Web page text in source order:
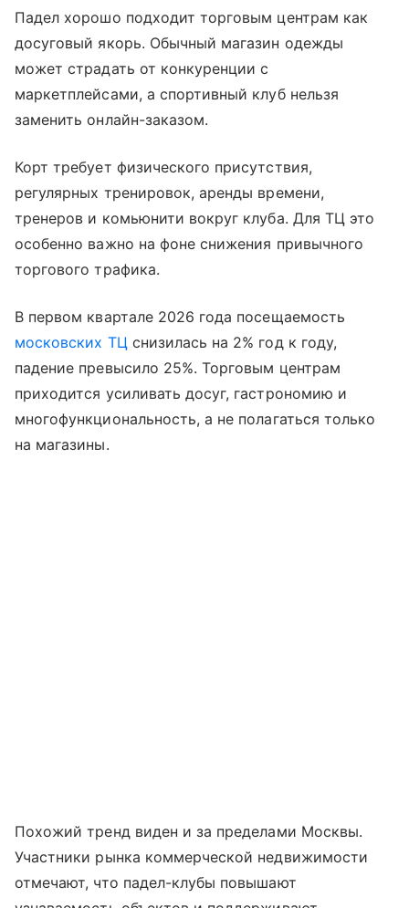
Падел хорошо подходит торговым центрам как
досуговый якорь. Обычный магазин одежды
может страдать от конкуренции с
маркетплейсами, а спортивный клуб нельзя
заменить онлайн-заказом.
Корт требует физического присутствия,
регулярных тренировок, аренды времени,
тренеров и комьюнити вокруг клуба. Для ТЦ это
особенно важно на фоне снижения привычного
торгового трафика.
В первом квартале 2026 года посещаемость
московских ТЦснизилась на 2% год к году,
падение превысило 25%. Торговым центрам
приходится усиливать досуг, гастрономию и
многофункциональность, а не полагаться только
на магазины.
Похожий тренд виден и за пределами Москвы.
Участники рынка коммерческой недвижимости
отмечают, что падел-клубы повышают